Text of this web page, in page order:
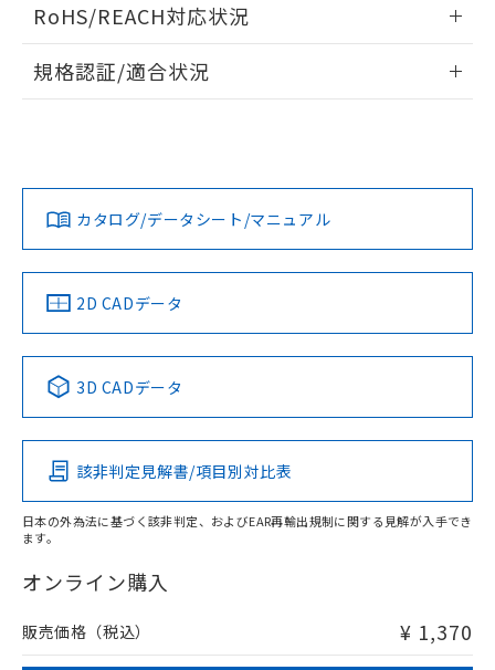
ドすることができます。
ログイン/会員登録
ダウンロードデータをご利用いただく前に、以下を必ずお読
みください。
ソフトウェアの使用条件
RoHS/REACH対応状況
EU RoHS 注意事項・凡例
対応済み
中国 RoHS 注意事項・凡例
Pb Hg Cd Cr(VI)
O
在庫等で未対応品が混在する可能性があります。
問い合わせください。
規格認証/適合状況
LR型式承認
（イギリス
船舶規格）
DNV型式承認
（ノルウェー
BV型式承認
（フランス
KR型式
（韓国
No No No No
この製品の規格認証/適合状況ページへ
その他の認証はこちらのページからご検索ください
カタログ/データシート/マニュアル
2D CADデータ
3D CADデータ
該非判定見解書/項目別対比表
日本の外為法に基づく該非判定、およびEAR再輸出規制に関する見解が入手でき
ます。
オンライン購入
販売価格（税込） ¥ 1,370
物質の対応では、対応完了までの期間は出
荷製品に未対応品が混在することから備考
欄に対応日を記載しておりました。
既に当社にて対応品への在庫切替を完了